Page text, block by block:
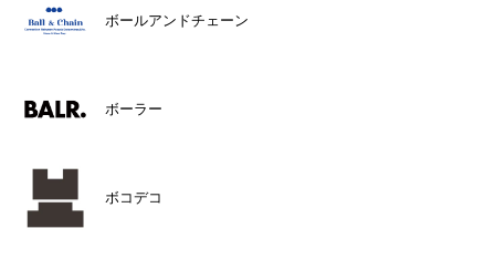
ボールアンドチェーン
ボーラー
ボコデコ